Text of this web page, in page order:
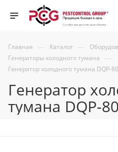
Главная — Каталог —
Генераторы холодного тумана —
Генератор холодного тумана DQP-
Генератор
тумана DQP-